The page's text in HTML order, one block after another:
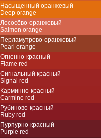
Насыщенный оранжевый
Deep orange
Лососёво-оранжевый
Salmon orange
Перламутрово-оранжевый
Pearl orange
Огненно-красный
Flame red
Сигнальный красный
Signal red
Карминно-красный
Carmine red
Рубиново-красный
Ruby red
Пурпурно-красный
Purple red